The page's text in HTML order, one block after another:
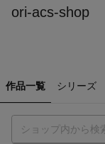
ori-acs-shop
作品一覧 シリーズ